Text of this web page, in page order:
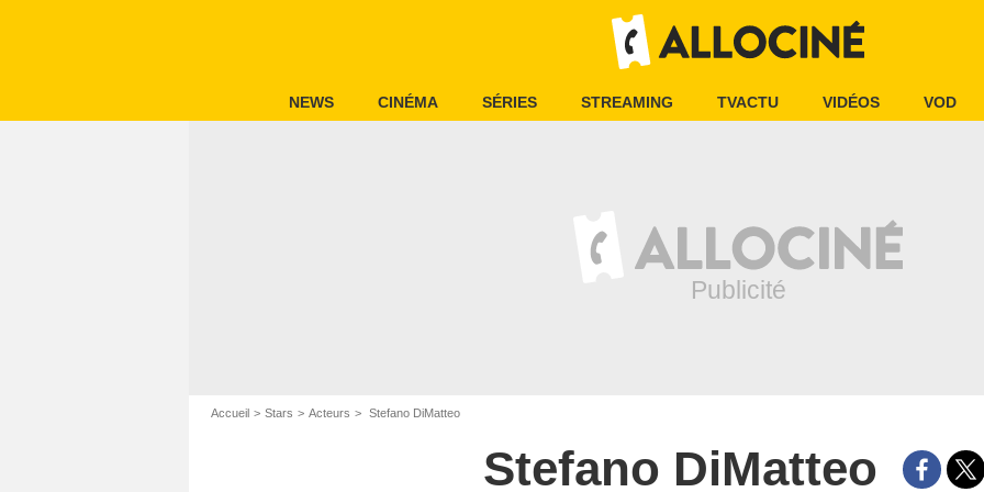
NEWS CINÉMA SÉRIES STREAMING TVACTU VIDÉOS VOD
Accueil Stars Acteurs Stefano DiMatteo
Stefano DiMatteo